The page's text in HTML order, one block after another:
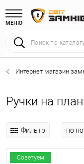
МЕНЮ
Интернет магазин
Ручки на
Фильтр
Советуем